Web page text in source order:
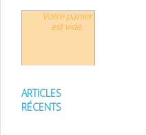
Votre panier
est vide.
ARTICLES
RÉCENTS